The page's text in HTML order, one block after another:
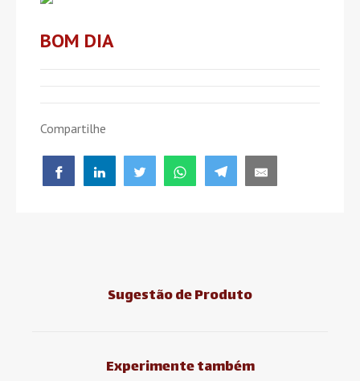
BOM DIA
Compartilhe
Sugestão de Produto
Experimente também